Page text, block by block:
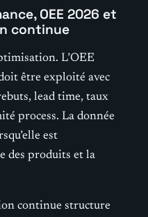
OEE 2026 et
continue
L’OEE
être exploité avec
lead time, taux
process. La donnée
est
des produits et la
continue structure